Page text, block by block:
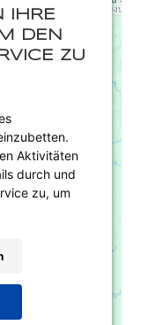
IHRE
DEN
ZU
Aktivitäten
durch und
zu, um